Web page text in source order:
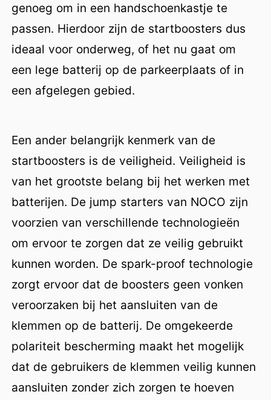
genoeg om in een handschoenkastje te
passen. Hierdoor zijn de startboosters dus
ideaal voor onderweg, of het nu gaat om
een lege batterij op de parkeerplaats of in
een afgelegen gebied.
Een ander belangrijk kenmerk van de
startboosters is de veiligheid. Veiligheid is
van het grootste belang bij het werken met
batterijen. De jump starters van NOCO zijn
voorzien van verschillende technologieën
om ervoor te zorgen dat ze veilig gebruikt
kunnen worden. De spark-proof technologie
zorgt ervoor dat de boosters geen vonken
veroorzaken bij het aansluiten van de
klemmen op de batterij. De omgekeerde
polariteit bescherming maakt het mogelijk
dat de gebruikers de klemmen veilig kunnen
aansluiten zonder zich zorgen te hoeven